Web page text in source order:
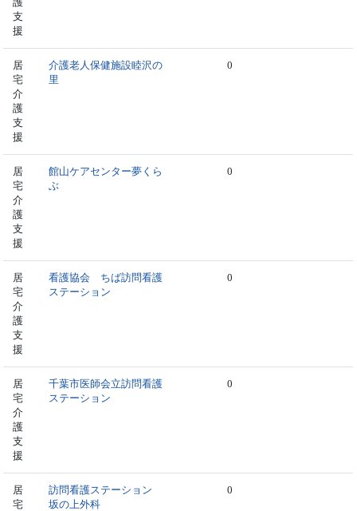
支
援
居
宅
介
護
支
援
介護老人保健施設睦沢の
里
0
居
宅
介
護
支
援
館山ケアセンター夢くら
ぶ
0
居
宅
介
護
支
援
看護協会 ちば訪問看護
ステーション
0
居
宅
介
護
支
援
千葉市医師会立訪問看護
ステーション
0
居
宅
訪問看護ステーション
坂の上外科
0